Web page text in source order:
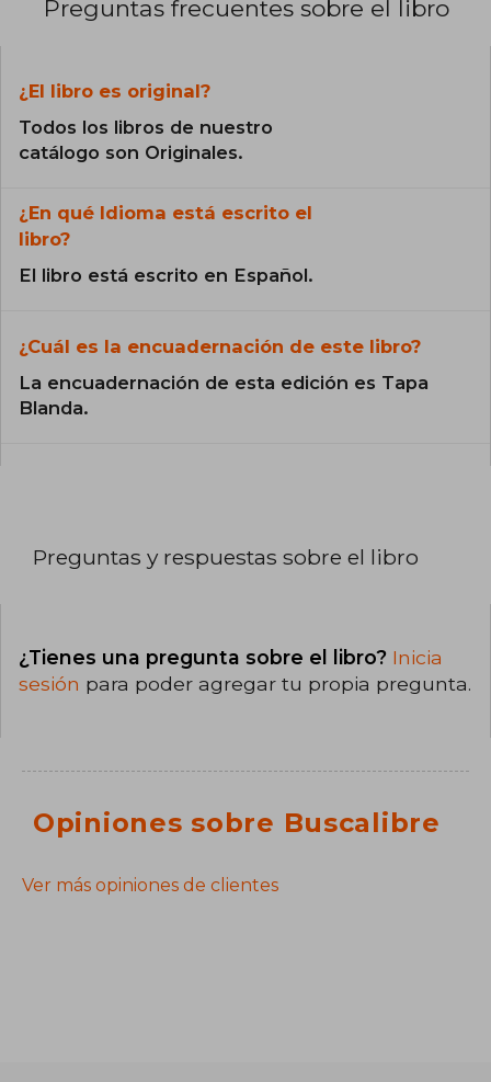
Preguntas frecuentes sobre el libro
¿El libro es original?
Todos los libros de nuestro
catálogo son Originales.
¿En qué Idioma está escrito el
libro?
El libro está escrito en Español.
¿Cuál es la encuadernación de este libro?
La encuadernación de esta edición es Tapa
Blanda.
Preguntas y respuestas sobre el libro
¿Tienes una pregunta sobre el libro? Inicia
sesión para poder agregar tu propia pregunta.
Opiniones sobre Buscalibre
Ver más opiniones de clientes